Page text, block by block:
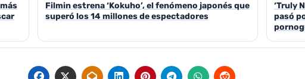
Filmin estrena ‘Kokuho’, el fenómeno japonés que
superó los 14 millones de espectadores
‘Truly
pasó